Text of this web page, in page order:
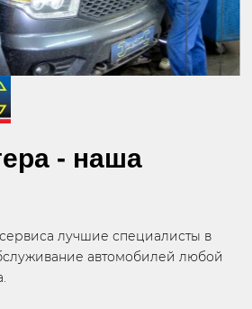
- наша
лучшие специалисты в
автомобилей любой